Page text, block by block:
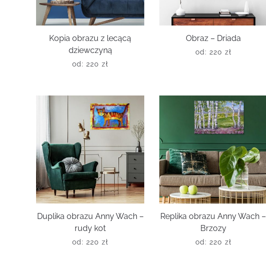
Kopia obrazu z lecącą
dziewczyną
od: 220 zł
Obraz – Driada
od: 220 zł
Duplika obrazu Anny Wach –
rudy kot
od: 220 zł
Replika obrazu Anny Wach –
Brzozy
od: 220 zł